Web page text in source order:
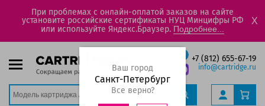
При проблемах с онлайн-оплатой заказов на сайте
установите российские сертификаты НУЦ Минцифры РФ
или используйте Яндекс.Браузер. Подробнее...
X
+7 (812) 655-67-19
info@cartridge.ru
Ваш город
Санкт-Петербург
Все верно?